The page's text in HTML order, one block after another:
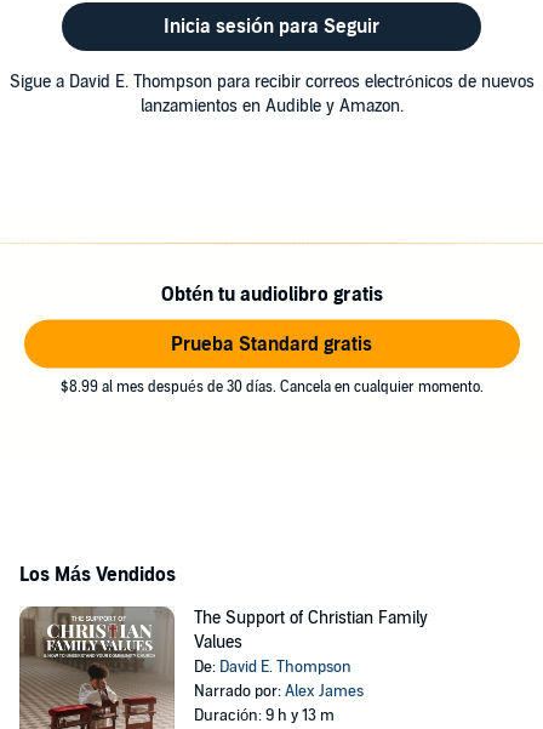
Inicia sesión para Seguir
Sigue a David E. Thompson para recibir correos electrónicos de nuevos
lanzamientos en Audible y Amazon.
Obtén tu audiolibro gratis
Prueba Standard gratis
$8.99 al mes después de 30 días. Cancela en cualquier momento.
Los Más Vendidos
The Support of Christian Family
Values
De: David E. Thompson
Narrado por:Alex James
Duración: 9 h y 13 m